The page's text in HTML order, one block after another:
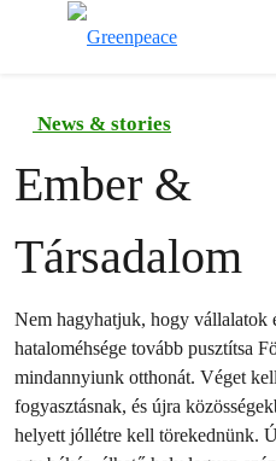
News & stories
Ember &
Társadalom
Nem hagyhatjuk, hogy vállalatok
hataloméhsége tovább pusztítsa
mindannyiunk otthonát. Véget
fogyasztásnak, és újra
helyett jóllétre kell törekednünk.